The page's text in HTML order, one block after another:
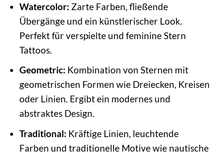
Watercolor: Zarte Farben, fließende
Übergänge und ein künstlerischer Look.
Perfekt für verspielte und feminine Stern
Tattoos.
Geometric: Kombination von Sternen mit
geometrischen Formen wie Dreiecken, Kreisen
oder Linien. Ergibt ein modernes und
abstraktes Design.
Traditional: Kräftige Linien, leuchtende
Farben und traditionelle Motive wie nautische